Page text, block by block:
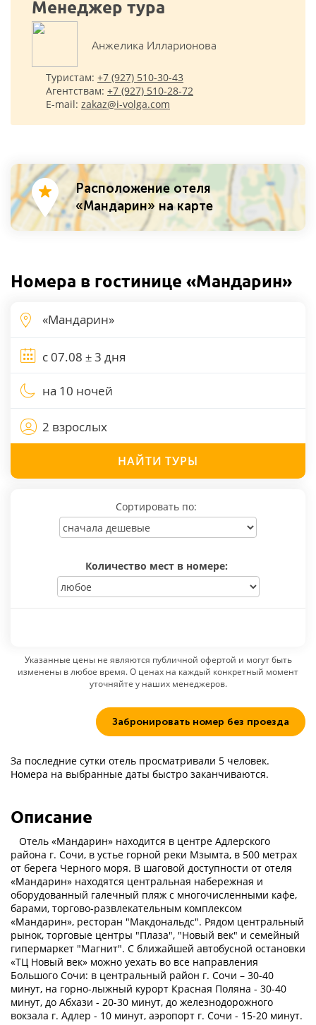
Менеджер тура
Анжелика Илларионова
Туристам: +7 (927) 510-30-43
Агентствам: +7 (927) 510-28-72
E-mail: zakaz@i-volga.com
Расположение отеля
«Мандарин» на карте
Номера в гостинице «Мандарин»
на 10 ночей
2 взрослых
НАЙТИ ТУРЫ
Сортировать по:
Количество мест в номере:
Указанные цены не являются публичной офертой и могут быть
изменены в любое время. О ценах на каждый конкретный момент
уточняйте у наших менеджеров.
Забронировать номер без проезда
За последние сутки отель просматривали 5 человек.
Номера на выбранные даты быстро заканчиваются.
Описание
Отель «Мандарин» находится в центре Адлерского
района г. Сочи, в устье горной реки Мзымта, в 500 метрах
от берега Черного моря. В шаговой доступности от отеля
«Мандарин» находятся центральная набережная и
оборудованный галечный пляж с многочисленными кафе,
барами, торгово-развлекательным комплексом
«Мандарин», ресторан "Макдональдс". Рядом центральный
рынок, торговые центры "Плаза", "Новый век" и семейный
гипермаркет "Магнит". С ближайшей автобусной остановки
«ТЦ Новый век» можно уехать во все направления
Большого Сочи: в центральный район г. Сочи – 30-40
минут, на горно-лыжный курорт Красная Поляна - 30-40
минут, до Абхази - 20-30 минут, до железнодорожного
вокзала г. Адлер - 10 минут, аэропорт г. Сочи - 15-20 минут.